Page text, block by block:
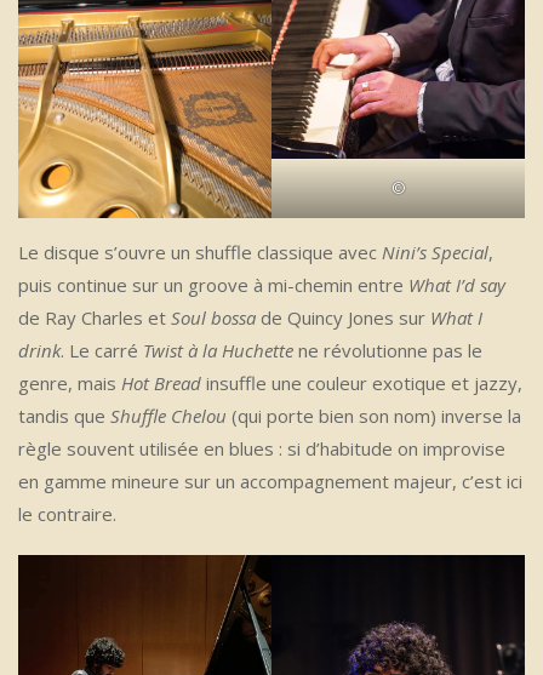
©
Le disque s’ouvre un shuffle classique avec Nini’s Special,
puis continue sur un groove à mi-chemin entre What I’d say
de Ray Charles et Soul bossa de Quincy Jones sur What I
drink. Le carré Twist à la Huchette ne révolutionne pas le
genre, mais Hot Bread insuffle une couleur exotique et jazzy,
tandis que Shuffle Chelou (qui porte bien son nom) inverse la
règle souvent utilisée en blues : si d’habitude on improvise
en gamme mineure sur un accompagnement majeur, c’est ici
le contraire.